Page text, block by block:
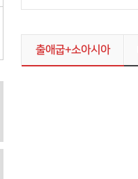
출애굽+소아시아